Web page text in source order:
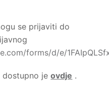
se prijaviti do
forms/d/e/
dostupno jeovdje .